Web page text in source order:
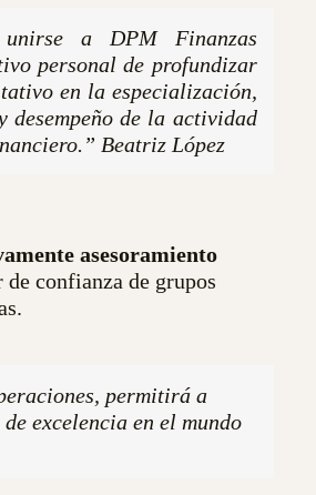
a DPM Finanzas
personal de profundizar
en la especialización,
desempeño de la actividad
” Beatriz López
asesoramiento
confianza de grupos
permitirá a
excelencia en el mundo